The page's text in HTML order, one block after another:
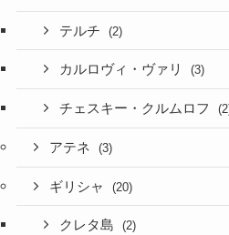
テルチ (2)
カルロヴィ・ヴァリ (3)
チェスキー・クルムロフ
アテネ (3)
ギリシャ (20)
クレタ島 (2)